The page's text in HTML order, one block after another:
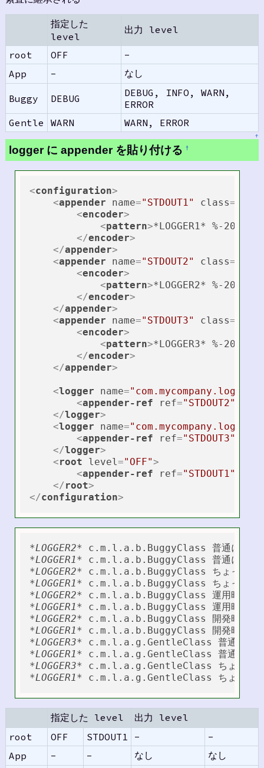
指定した
level
出力 level
root OFF
-
App
- なし
Buggy DEBUG
DEBUG, INFO, WARN,
ERROR
Gentle
WARN WARN, ERROR
↑
logger に appender を貼り付ける †
<configuration>
<appender name="STDOUT1" class=
<encoder>
<pattern>*LOGGER1* %-
</encoder>
</appender>
<appender name="STDOUT2" class=
<encoder>
<pattern>*LOGGER2* %-
</encoder>
</appender>
<appender name="STDOUT3" class=
<encoder>
<pattern>*LOGGER3* %-
</encoder>
</appender>
<logger name=
<appender-ref ref="STDOUT2"
</logger>
<logger name=
<appender-ref ref="STDOUT3"
</logger>
<root level="OFF">
<appender-ref ref="STDOUT1"
</root>
</configuration>
*LOGGER2*
*LOGGER1*
*LOGGER2*
*LOGGER1*
*LOGGER2*
*LOGGER1*
*LOGGER2*
*LOGGER1*
*LOGGER3*
*LOGGER1*
*LOGGER3*
*LOGGER1*
指定した level
出力 level
root
OFF STDOUT1 -
-
App
- - なし なし